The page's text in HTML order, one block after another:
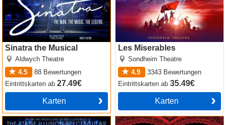
Sinatra the Musical
Aldwych Theatre
4.5
88 Bewertungen
Eintrittskartenab27.49€
Karten
Les Miserables
Sondheim Theatre
4.9
3343 Bewertungen
Eintrittskartenab35.49€
Karten
Now You See Me Moulin Rouge! The Musical